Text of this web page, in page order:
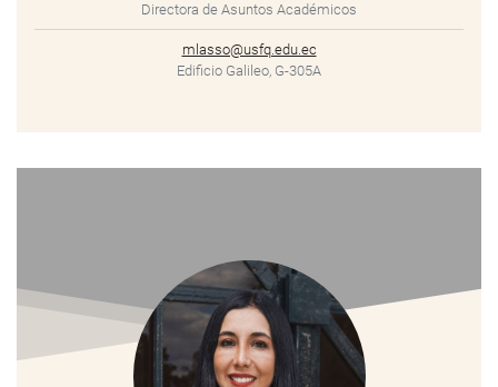
Directora de Asuntos Académicos
mlasso@usfq.edu.ec
Edificio Galileo, G-305A